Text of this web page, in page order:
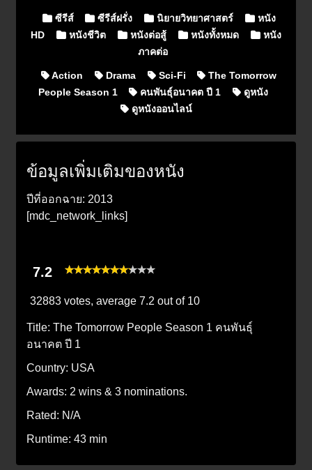
Posted in
ซีรีส์ ซีรีส์ฝรั่ง นิยายวิทยาศาสตร์
หนัง
HD
หนังชีวิต หนังต่อสู้ หนังทั้งหมด
หนัง
ภาคต่อ
Action Drama Sci-Fi
The Tomorrow
People Season 1
คนพันธุ์อนาคต ปี 1
ดูหนัง
ดูหนังออนไลน์
ข้อมูลเพิ่มเติมของหนัง
ปีที่ออกฉาย: 2013
[mdc_network_links]
7.2
32883 votes, average 7.2 out of 10
Title: The Tomorrow People Season 1 คนพันธุ์
อนาคต ปี 1
Country: USA
Awards: 2 wins & 3 nominations.
Rated: N/A
Runtime: 43 min